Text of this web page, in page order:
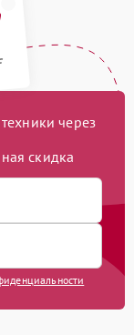
через
скидка